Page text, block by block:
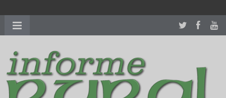
richardmillereplica
women.patekphilippe.tofor sale in usa recognized command with
dining room table ceremony. welcome to our
perfectwatches.is
shop. best youngsexdoll.comwith professional customer
services. 1: 1 design high
https://reallydiamond.com/